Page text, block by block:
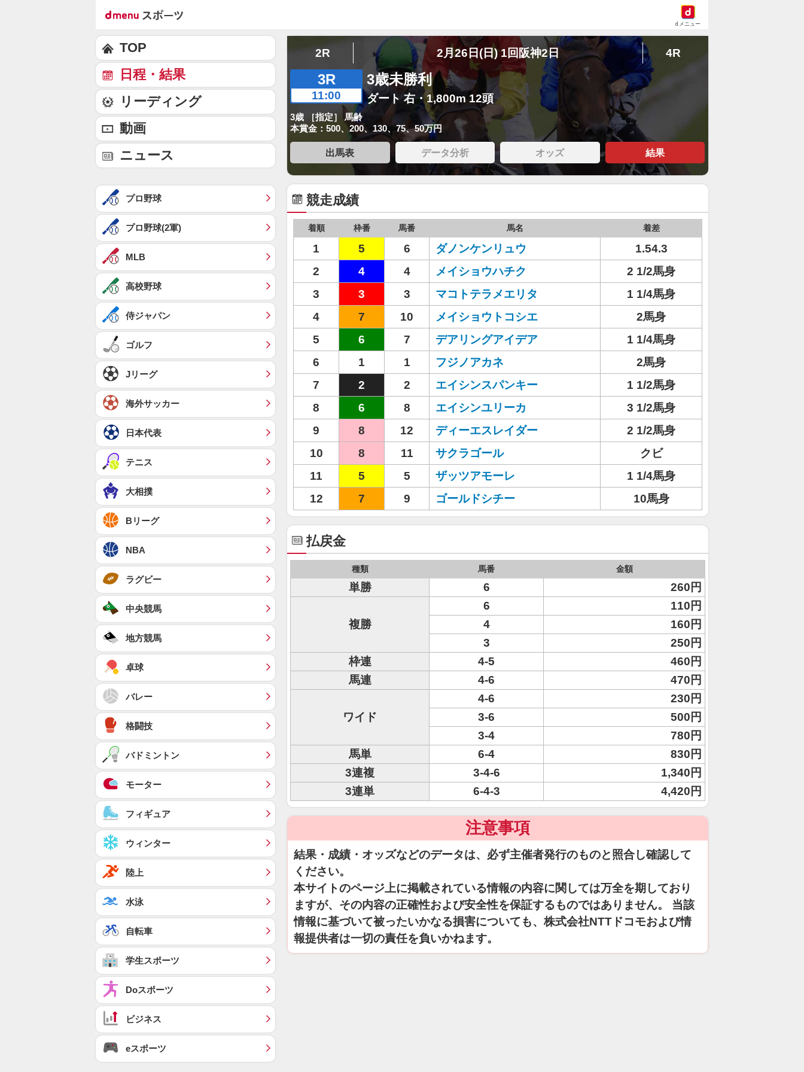
dメニュー
2R 2月26日(日) 1回阪神2日 4R
3R
11:00
3歳未勝利
ダート 右・1,800m 12頭
3歳 ［指定］ 馬齢
本賞金：500、200、130、75、50万円
出馬表 データ分析 オッズ 結果
競走成績
着順 枠番 馬番 馬名 着差
1 5 6 ダノンケンリュウ
1.54.3
2
4 4 メイショウハチク
2 1/2馬身
3
3 3 マコトテラメエリタ
1 1/4馬身
4
7 10 メイショウトコシエ
2馬身
5
6 7 デアリングアイデア
1 1/4馬身
6
1 1 フジノアカネ
2馬身
7
2 2 エイシンスパンキー
1 1/2馬身
8
6 8 エイシンユリーカ
3 1/2馬身
9
8 12 ディーエスレイダー
2 1/2馬身
10
8 11 サクラゴール
クビ
11
5 5 ザッツアモーレ
1 1/4馬身
12
7 9 ゴールドシチー 10馬身
払戻金
種類 馬番 金額
単勝 6 260円
複勝
6
110円
4
160円
3
250円
枠連
4-5
460円
馬連
4-6 470円
ワイド
4-6
230円
3-6
500円
3-4
780円
馬単
6-4
830円
3連複
3-4-6
1,340円
3連単
6-4-3 4,420円
注意事項
結果・成績・オッズなどのデータは、必ず主催者発行のものと照合し確認して
ください。
本サイトのページ上に掲載されている情報の内容に関しては万全を期しており
ますが、その内容の正確性および安全性を保証するものではありません。 当該
情報に基づいて被ったいかなる損害についても、株式会社NTTドコモおよび情
報提供者は一切の責任を負いかねます。
TOP
日程・結果
リーディング
動画
ニュース
プロ野球
プロ野球(2軍)
MLB
高校野球
侍ジャパン
ゴルフ
Jリーグ
海外サッカー
日本代表
テニス
大相撲
Bリーグ
NBA
ラグビー
中央競馬
地方競馬
卓球
バレー
格闘技
バドミントン
モーター
フィギュア
ウィンター
陸上
水泳
自転車
学生スポーツ
Doスポーツ
ビジネス
eスポーツ